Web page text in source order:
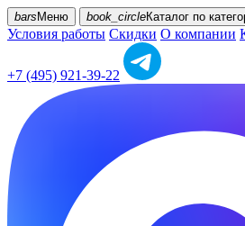
bars Меню book_circleКаталог по
Условия работы Скидки О компании
+7 (495) 921-39-22